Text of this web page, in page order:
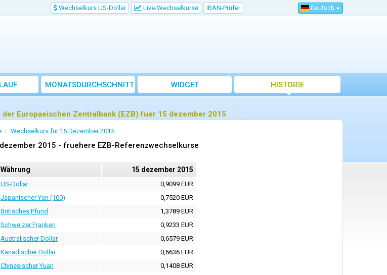
Wechselkurs US-Dollar Live-Wechselkurse IBAN-Prüfer Deutsch
MONATSDURCHSCHNITT WIDGET HISTORIE
Europaeischen Zentralbank (EZB) fuer 15 dezember 2015
Wechselkurs für 15 Dezember 2015
2015 - fruehere EZB-Referenzwechselkurse
Währung 15 dezember 2015
US-Dollar
0,9099 EUR
Japanischer Yen (100)
0,7520 EUR
Britisches Pfund
1,3789 EUR
Schweizer Franken
0,9233 EUR
Australischer Dollar
0,6579 EUR
Kanadischer Dollar
0,6636 EUR
Chinesischer Yuan
0,1408 EUR